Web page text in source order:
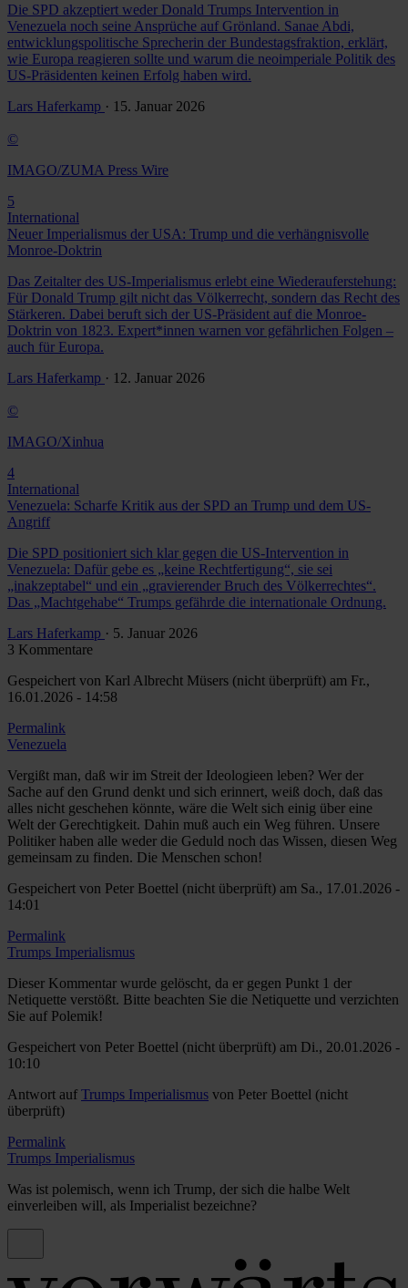
Die SPD akzeptiert weder Donald Trumps Intervention in
Venezuela noch seine Ansprüche auf Grönland. Sanae Abdi,
entwicklungspolitische Sprecherin der Bundestagsfraktion, erklärt,
wie Europa reagieren sollte und warum die neoimperiale Politik des
US-Präsidenten keinen Erfolg haben wird.
Lars Haferkamp · 15. Januar 2026
©
IMAGO/ZUMA Press Wire
5
International
Neuer Imperialismus der USA: Trump und die verhängnisvolle
Monroe-Doktrin
Das Zeitalter des US-Imperialismus erlebt eine Wiederauferstehung:
Für Donald Trump gilt nicht das Völkerrecht, sondern das Recht des
Stärkeren. Dabei beruft sich der US-Präsident auf die Monroe-
Doktrin von 1823. Expert*innen warnen vor gefährlichen Folgen –
auch für Europa.
Lars Haferkamp · 12. Januar 2026
©
IMAGO/Xinhua
4
International
Venezuela: Scharfe Kritik aus der SPD an Trump und dem US-
Angriff
Die SPD positioniert sich klar gegen die US-Intervention in
Venezuela: Dafür gebe es „keine Rechtfertigung“, sie sei
„inakzeptabel“ und ein „gravierender Bruch des Völkerrechtes“.
Das „Machtgehabe“ Trumps gefährde die internationale Ordnung.
Lars Haferkamp · 5. Januar 2026
3 Kommentare
Gespeichert von Karl Albrecht Müsers (nicht überprüft) am Fr.,
16.01.2026 - 14:58
Permalink
Venezuela
Vergißt man, daß wir im Streit der Ideologieen leben? Wer der
Sache auf den Grund denkt und sich erinnert, weiß doch, daß das
alles nicht geschehen könnte, wäre die Welt sich einig über eine
Welt der Gerechtigkeit. Dahin muß auch ein Weg führen. Unsere
Politiker haben alle weder die Geduld noch das Wissen, diesen Weg
gemeinsam zu finden. Die Menschen schon!
Gespeichert von Peter Boettel (nicht überprüft) am Sa., 17.01.2026 -
14:01
Permalink
Trumps Imperialismus
Dieser Kommentar wurde gelöscht, da er gegen Punkt 1 der
Netiquette verstößt. Bitte beachten Sie die Netiquette und verzichten
Sie auf Polemik!
Gespeichert von Peter Boettel (nicht überprüft) am Di., 20.01.2026 -
10:10
Antwort auf Trumps Imperialismus von Peter Boettel (nicht
überprüft)
Permalink
Trumps Imperialismus
Was ist polemisch, wenn ich Trump, der sich die halbe Welt
einverleiben will, als Imperialist bezeichne?